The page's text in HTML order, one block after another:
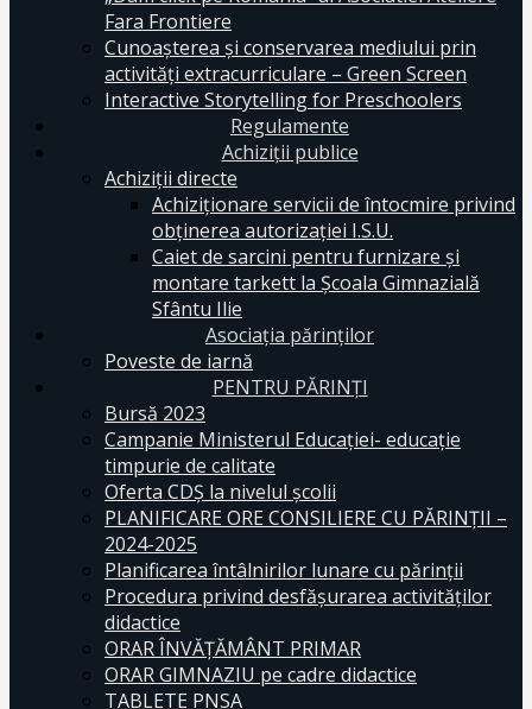
Fara Frontiere
Cunoașterea și conservarea mediului prin
activități extracurriculare – Green Screen
Interactive Storytelling for Preschoolers
Regulamente
Achiziții publice
Achiziții directe
Achiziționare servicii de întocmire privind
obținerea autorizației I.S.U.
Caiet de sarcini pentru furnizare și
montare tarkett la Școala Gimnazială
Sfântu Ilie
Asociația părinților
Poveste de iarnă
PENTRU PĂRINȚI
Bursă 2023
Campanie Ministerul Educației- educație
timpurie de calitate
Oferta CDŞ la nivelul şcolii
PLANIFICARE ORE CONSILIERE CU PĂRINȚII –
2024-2025
Planificarea întâlnirilor lunare cu părinții
Procedura privind desfășurarea activităților
didactice
ORAR ÎNVĂȚĂMÂNT PRIMAR
ORAR GIMNAZIU pe cadre didactice
TABLETE PNSA